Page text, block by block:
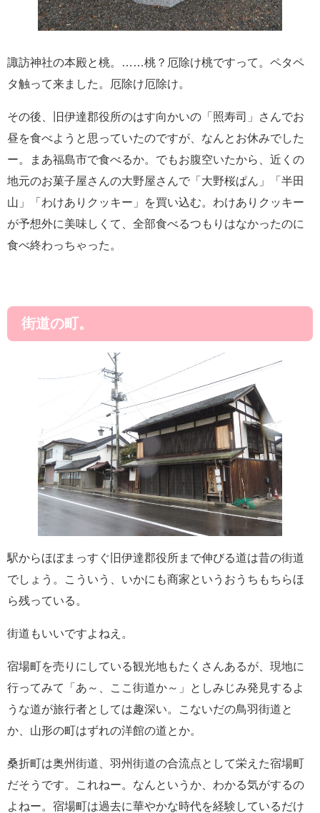
諏訪神社の本殿と桃。……桃？厄除け桃ですって。ペタペ
タ触って来ました。厄除け厄除け。
その後、旧伊達郡役所のはす向かいの「照寿司」さんでお
昼を食べようと思っていたのですが、なんとお休みでした
ー。まあ福島市で食べるか。でもお腹空いたから、近くの
地元のお菓子屋さんの大野屋さんで「大野桜ぱん」「半田
山」「わけありクッキー」を買い込む。わけありクッキー
が予想外に美味しくて、全部食べるつもりはなかったのに
食べ終わっちゃった。
街道の町。
駅からほぼまっすぐ旧伊達郡役所まで伸びる道は昔の街道
でしょう。こういう、いかにも商家というおうちもちらほ
ら残っている。
街道もいいですよねえ。
宿場町を売りにしている観光地もたくさんあるが、現地に
行ってみて「あ～、ここ街道か～」としみじみ発見するよ
うな道が旅行者としては趣深い。こないだの鳥羽街道と
か、山形の町はずれの洋館の道とか。
桑折町は奥州街道、羽州街道の合流点として栄えた宿場町
だそうです。これねー。なんというか、わかる気がするの
よねー。宿場町は過去に華やかな時代を経験しているだけ